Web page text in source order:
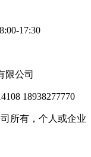
17:30
限公司
18938277770
所有，个人或企业